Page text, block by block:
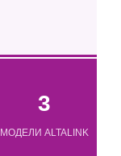
3
МОДЕЛИ ALTALINK